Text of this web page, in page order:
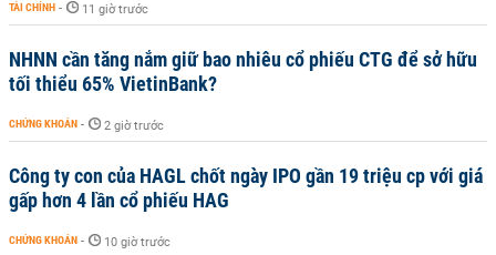
TÀI CHÍNH - 11 giờ trước
NHNN cần tăng nắm giữ bao nhiêu cổ phiếu CTG để sở hữu
tối thiểu 65% VietinBank?
CHỨNG KHOÁN - 2 giờ trước
Công ty con của HAGL chốt ngày IPO gần 19 triệu cp với giá
gấp hơn 4 lần cổ phiếu HAG
CHỨNG KHOÁN - 10 giờ trước